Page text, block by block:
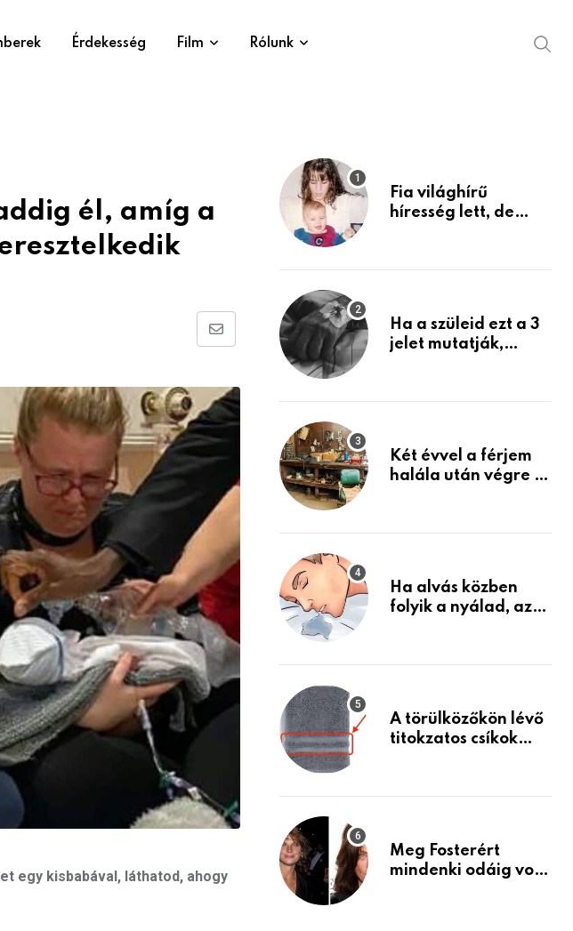
Érdekesség Film Rólunk
él, amíg a
Share
Email
egy kisbabával, láthatod, ahogy
Fia világhírű
híresség lett, de
mint azt el tudnád
Ha a szüleid ezt a 3
jelet mutatják,
Készülj fel arra, ami
Két évvel a férjem
halála után végre át
holmiját – amit
életemet
Ha alvás közben
folyik a nyálad, az
A törülközőkön lévő
titokzatos csíkok
Meg Fosterért
mindenki odáig volt